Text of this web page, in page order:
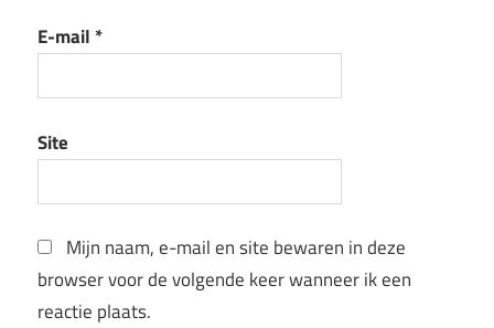
E-mail *
Site
Mijn naam, e-mail en site bewaren in deze
browser voor de volgende keer wanneer ik een
reactie plaats.